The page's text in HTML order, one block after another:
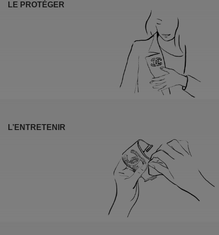
LE PROTÉGER
L’ENTRETENIR